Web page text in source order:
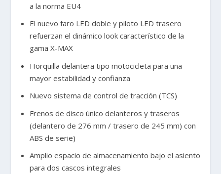
a la norma EU4
El nuevo faro LED doble y piloto LED trasero
refuerzan el dinámico look característico de la
gama X-MAX
Horquilla delantera tipo motocicleta para una
mayor estabilidad y confianza
Nuevo sistema de control de tracción (TCS)
Frenos de disco único delanteros y traseros
(delantero de 276 mm / trasero de 245 mm) con
ABS de serie)
Amplio espacio de almacenamiento bajo el asiento
para dos cascos integrales